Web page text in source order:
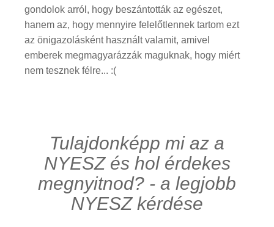
gondolok arról, hogy beszántották az egészet,
hanem az, hogy mennyire felelőtlennek tartom ezt
az önigazolásként használt valamit, amivel
emberek megmagyarázzák maguknak, hogy miért
nem tesznek félre... :(
Tulajdonképp mi az a
NYESZ és hol érdekes
megnyitnod? - a legjobb
NYESZ kérdése